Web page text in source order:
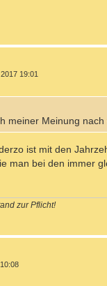
19:01
meiner Meinung
ist mit den
man bei den immer
zur Pflicht!